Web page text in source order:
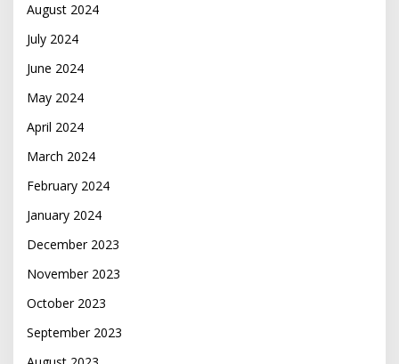
August 2024
July 2024
June 2024
May 2024
April 2024
March 2024
February 2024
January 2024
December 2023
November 2023
October 2023
September 2023